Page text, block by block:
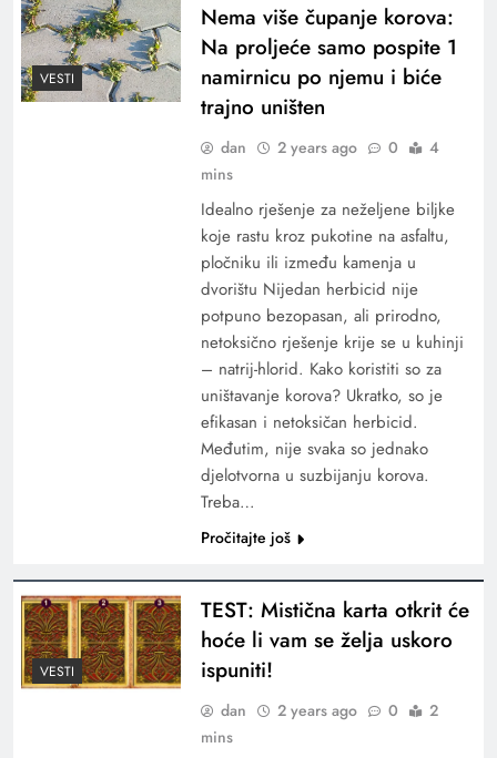
VESTI
Nema više čupanje korova:
Na proljeće samo pospite 1
namirnicu po njemu i biće
trajno uništen
dan 2 years ago 0
4
mins
Idealno rješenje za neželjene biljke
koje rastu kroz pukotine na asfaltu,
pločniku ili između kamenja u
dvorištu Nijedan herbicid nije
potpuno bezopasan, ali prirodno,
netoksično rješenje krije se u kuhinji
– natrij-hlorid. Kako koristiti so za
uništavanje korova? Ukratko, so je
efikasan i netoksičan herbicid.
Međutim, nije svaka so jednako
djelotvorna u suzbijanju korova.
Treba…
Pročitajte još
VESTI
TEST: Mistična karta otkrit će
hoće li vam se želja uskoro
ispuniti!
dan 2 years ago 0
2
mins